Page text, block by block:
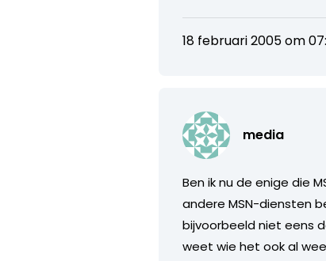
18 februari 2005 om
media
Ben ik nu de enige die
andere MSN-diensten
bijvoorbeeld niet eens
weet wie het ook al